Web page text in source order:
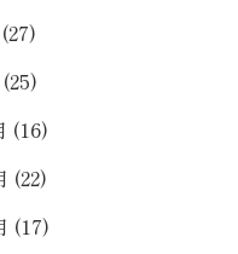
(27)
(25)
(16)
(22)
(17)